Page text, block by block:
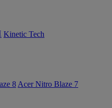
Kinetic Tech
8 Acer Nitro Blaze 7